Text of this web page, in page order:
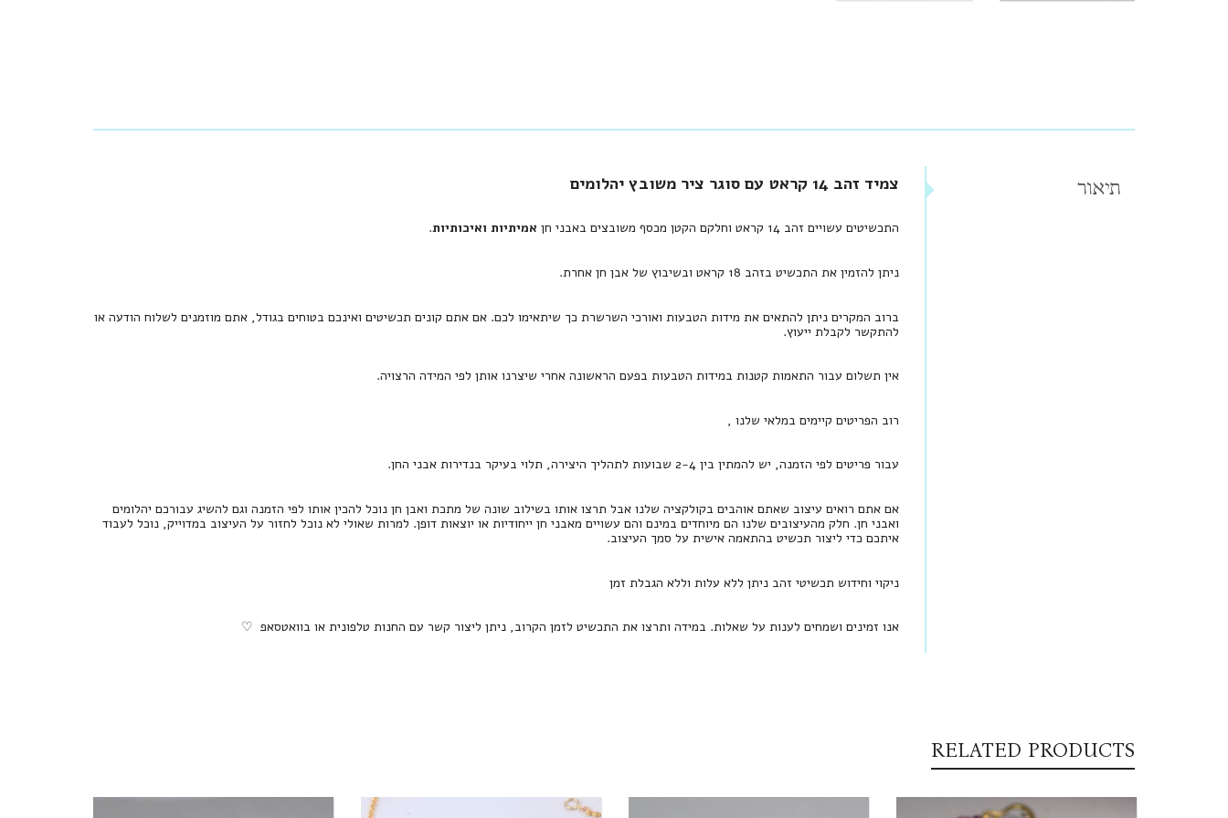
תיאור צמיד זהב 14 קראט עם סוגר ציר משובץ יהלומים
התכשיטים עשויים זהב 14 קראט וחלקם הקטן מכסף משובצים באבני חן אמיתיות ואיכותיות.
ניתן להזמין את התכשיט בזהב 18 קראט ובשיבוץ של אבן חן אחרת.
ברוב המקרים ניתן להתאים את מידות הטבעות ואורכי השרשרת כך שיתאימו לכם. אם אתם קונים תכשיטים ואינכם בטוחים בגודל, אתם מוזמנים לשלוח הודעה או
להתקשר לקבלת ייעוץ.
אין תשלום עבור התאמות קטנות במידות הטבעות בפעם הראשונה אחרי שיצרנו אותן לפי המידה הרצויה.
רוב הפריטים קיימים במלאי שלנו ,
עבור פריטים לפי הזמנה, יש להמתין בין 2-4 שבועות לתהליך היצירה, תלוי בעיקר בנדירות אבני החן.
אם אתם רואים עיצוב שאתם אוהבים בקולקציה שלנו אבל תרצו אותו בשילוב שונה של מתכת ואבן חן נוכל להכין אותו לפי הזמנה וגם להשיג עבורכם יהלומים
ואבני חן. חלק מהעיצובים שלנו הם מיוחדים במינם והם עשויים מאבני חן ייחודיות או יוצאות דופן. למרות שאולי לא נוכל לחזור על העיצוב במדוייק, נוכל לעבוד
איתכם כדי ליצור תכשיט בהתאמה אישית על סמך העיצוב.
ניקוי וחידוש תכשיטי זהב ניתן ללא עלות וללא הגבלת זמן
אנו זמינים ושמחים לענות על שאלות. במידה ותרצו את התכשיט לזמן הקרוב, ניתן ליצור קשר עם החנות טלפונית או בוואטסאפ ♡
RELATED PRODUCTS